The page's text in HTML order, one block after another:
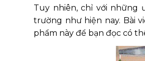
Tuy nhiên, chỉ với
trường như hiện nay. Bài
phẩm này để bạn đọc có